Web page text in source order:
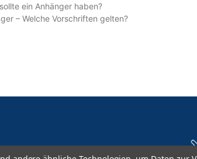
ein Anhänger haben?
– Welche Vorschriften gelten?